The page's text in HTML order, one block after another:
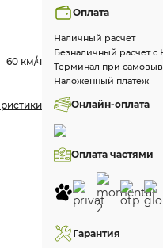
60 км/ч
Оплата
Наличный расчет
Безналичный расчет с
Терминал при
Наложенный платеж
Онлайн-оплата
Оплата частями
Гарантия